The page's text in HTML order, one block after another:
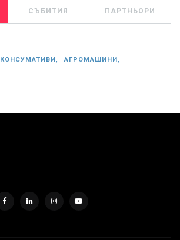
СЪБИТИЯ ПАРТНЬОРИ
КОНСУМАТИВИ, АГРОМАШИНИ,